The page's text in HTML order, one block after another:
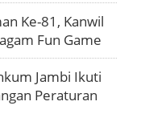
Ke-81, Kanwil
Fun Game
Jambi Ikuti
Peraturan